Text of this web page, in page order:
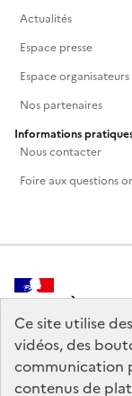
Ce site utilise
vidéos, des
communication
contenus de
Actualités
Espace presse
Espace organisateurs
Nos partenaires
Informations
Nous contacter
Foire aux questions
MINISTÈRE
DE LA CULTURE